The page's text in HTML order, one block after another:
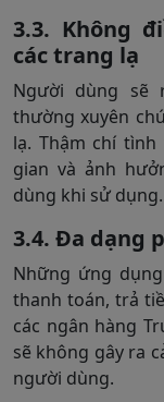
3.3. Không
các trang lạ
Người dùng sẽ
thường xuyên
lạ. Thậm chí
gian và ảnh
dùng khi sử dụng.
3.4. Đa dạng
Những ứng
thanh toán, trả
các ngân hàng
sẽ không gây ra
người dùng.